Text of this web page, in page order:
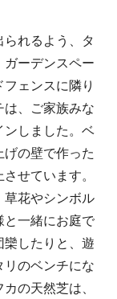
れるよう、タ
ーデンスペー
ェンスに隣り
、ご家族みな
ンしました。ベ
の壁で作った
せています。
花やシンボル
一緒にお庭で
したりと、遊
のベンチにな
の天然芝は、